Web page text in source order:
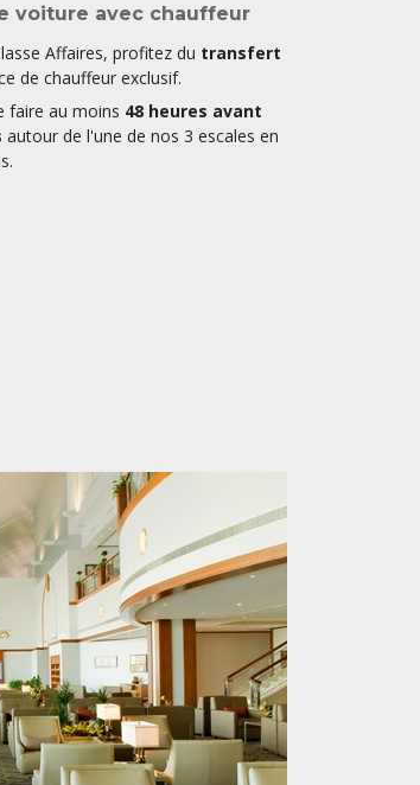
voiture avec chauffeur
Affaires, profitez du transfert
de chauffeur exclusif.
faire au moins 48 heures avant
autour de l'une de nos 3 escales en